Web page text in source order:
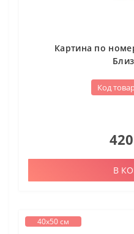
Картина по
Код
В
40х50 см